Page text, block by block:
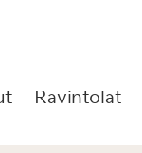
Ravintolat